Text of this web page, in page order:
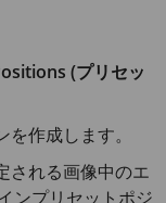
(プリセッ
作成します。
される画像中のエ
ンプリセットポジ